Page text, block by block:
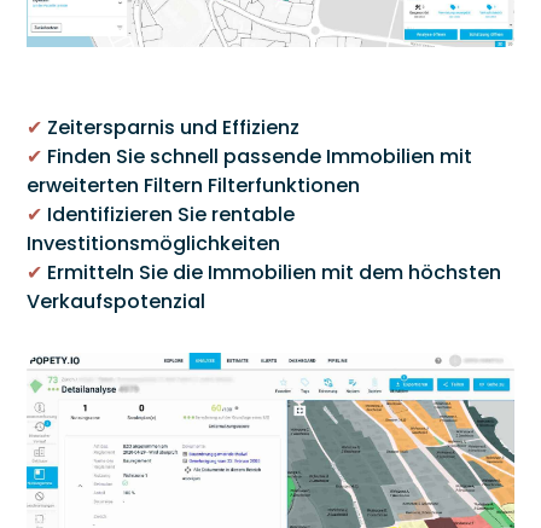
✔ Zeitersparnis und Effizienz
✔ Finden Sie schnell passende Immobilien mit
erweiterten Filtern Filterfunktionen
✔ Identifizieren Sie rentable
Investitionsmöglichkeiten
✔ Ermitteln Sie die Immobilien mit dem höchsten
Verkaufspotenzial
Link